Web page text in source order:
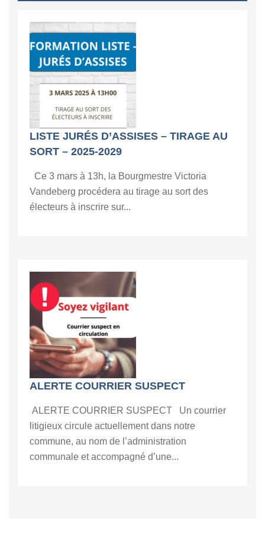
LISTE JURÉS D’ASSISES – TIRAGE AU
SORT – 2025-2029
Ce 3 mars à 13h, la Bourgmestre Victoria
Vandeberg procédera au tirage au sort des
électeurs à inscrire sur...
ALERTE COURRIER SUSPECT
ALERTE COURRIER SUSPECT Un courrier
litigieux circule actuellement dans notre
commune, au nom de l’administration
communale et accompagné d’une...